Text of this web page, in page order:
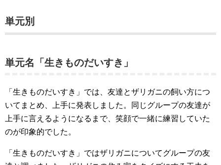
単元別
単元名「生きものだいすき」
「生きものだいすき」では、友達とザリガニの飼い方につ
いてまとめ、上手に発表しました。同じグループの友達が
上手に言えるようになるまで、笑顔で一緒に練習していた
のが印象的でした。
「生きものだいすき」ではザリガニについてグループの友